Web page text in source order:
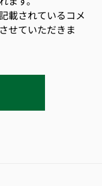
載されているコメ
せていただきま